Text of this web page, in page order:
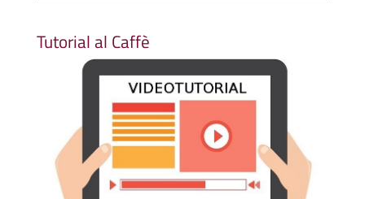
Tutorial al Caffè